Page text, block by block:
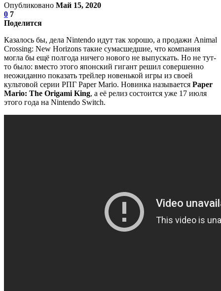
Опубликовано Май 15, 2020
0 7
Поделится
Казалось бы, дела Nintendo идут так хорошо, а продажи Animal
Crossing: New Horizons такие сумасшедшие, что компания
могла бы ещё полгода ничего нового не выпускать. Но не тут-
то было: вместо этого японский гигант решил совершенно
неожиданно показать трейлер новенькой игры из своей
культовой серии РПГ Paper Mario. Новинка называется Paper
Mario: The Origami King, а её релиз состоится уже 17 июля
этого года на Nintendo Switch.